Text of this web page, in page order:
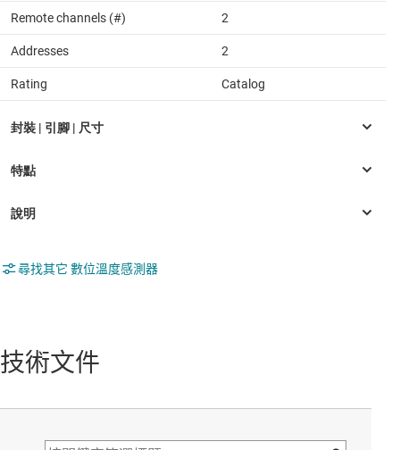
Remote channels (#) 2
Addresses 2
Rating Catalog
尋找其它 數位溫度感測器
技術文件